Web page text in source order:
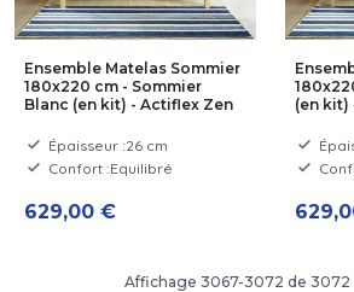
Ensemble Matelas Sommier
180x220 cm - Sommier
Blanc (en kit) - Actiflex Zen
Épaisseur :26 cm
Confort :Equilibré
629,00 €
(en kit)
Affichage 3067-3072 de 3072